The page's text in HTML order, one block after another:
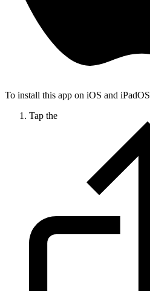
To install this app on iOS and iPadOS
Tap the